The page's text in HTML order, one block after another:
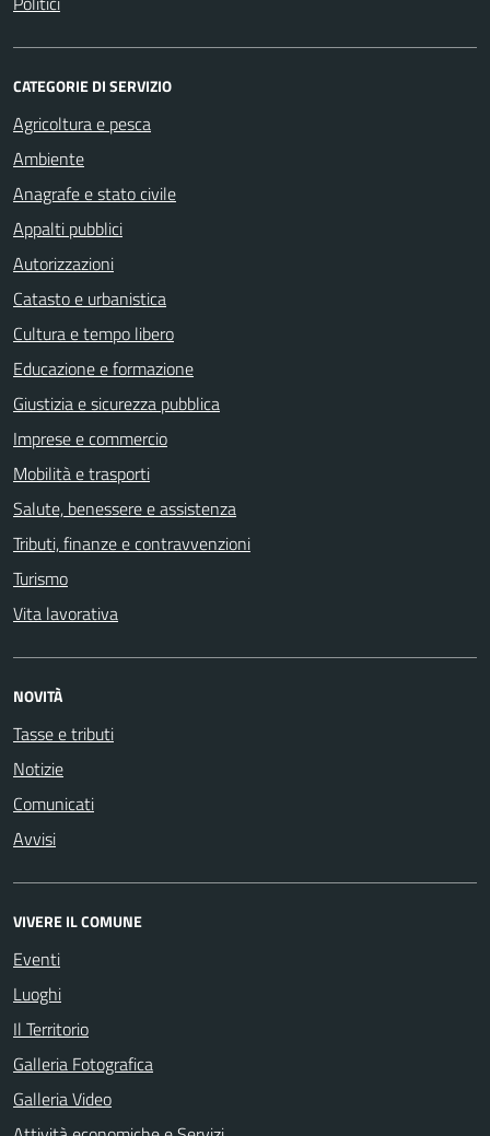
CATEGORIE DI SERVIZIO
Agricoltura e pesca
Ambiente
Anagrafe e stato civile
Appalti pubblici
Autorizzazioni
Catasto e urbanistica
Cultura e tempo libero
Educazione e formazione
Giustizia e sicurezza pubblica
Imprese e commercio
Mobilità e trasporti
Salute, benessere e assistenza
Tributi, finanze e contravvenzioni
Turismo
Vita lavorativa
NOVITÀ
Tasse e tributi
Notizie
Comunicati
Avvisi
VIVERE IL COMUNE
Eventi
Luoghi
Il Territorio
Galleria Fotografica
Galleria Video